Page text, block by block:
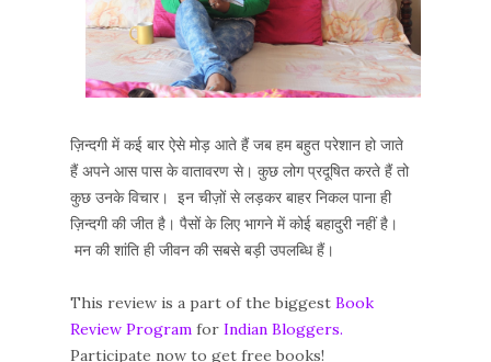
ज़िन्दगी में कई बार ऐसे मोड़ आते हैं जब हम बहुत परेशान हो जाते
हैं अपने आस पास के वातावरण से। कुछ लोग प्रदूषित करते हैं तो
कुछ उनके विचार। इन चीज़ों से लड़कर बाहर निकल पाना ही
ज़िन्दगी की जीत है। पैसों के लिए भागने में कोई बहादुरी नहीं है।
मन की शांति ही जीवन की सबसे बड़ी उपलब्धि हैं।
This review is a part of the biggest Book
Review Program for Indian Bloggers.
Participate now to get free books!